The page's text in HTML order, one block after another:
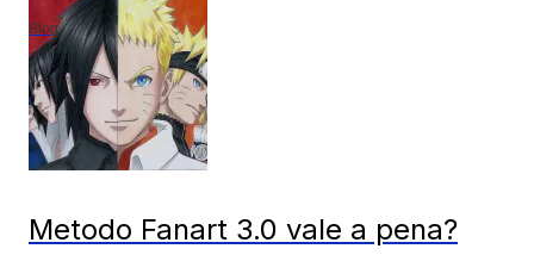
Blog
Metodo Fanart 3.0 vale a pena?